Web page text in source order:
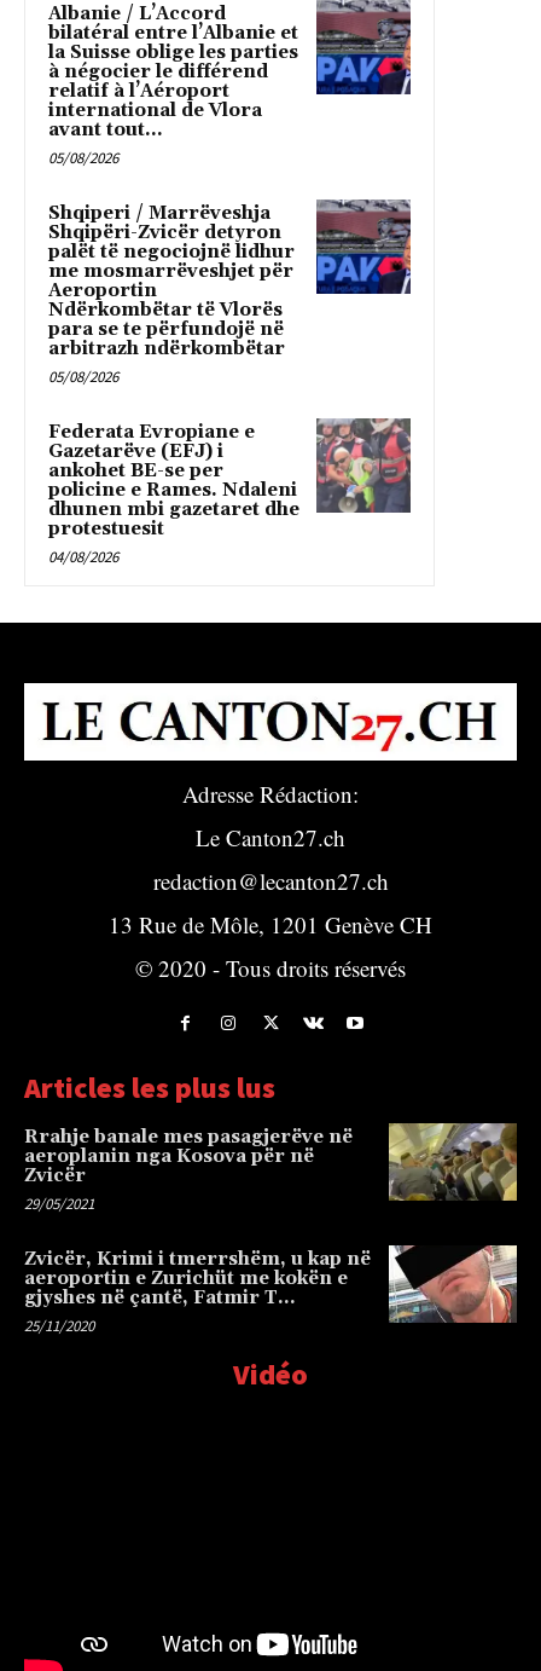
Albanie / L’Accord
bilatéral entre l’Albanie et
la Suisse oblige les parties
à négocier le différend
relatif à l’Aéroport
international de Vlora
avant tout...
05/08/2026
Shqiperi / Marrëveshja
Shqipëri-Zvicër detyron
palët të negociojnë lidhur
me mosmarrëveshjet për
Aeroportin
Ndërkombëtar të Vlorës
para se te përfundojë në
arbitrazh ndërkombëtar
05/08/2026
Federata Evropiane e
Gazetarëve (EFJ) i
ankohet BE-se per
policine e Rames. Ndaleni
dhunen mbi gazetaret dhe
protestuesit
04/08/2026
Adresse Rédaction:
Le Canton27.ch
redaction@lecanton27.ch
13 Rue de Môle, 1201 Genève CH
© 2020 - Tous droits réservés
Articles les plus lus
Rrahje banale mes pasagjerëve në
aeroplanin nga Kosova për në
Zvicër
29/05/2021
Zvicër, Krimi i tmerrshëm, u kap në
aeroportin e Zurichüt me kokën e
gjyshes në çantë, Fatmir T…
25/11/2020
Vidéo